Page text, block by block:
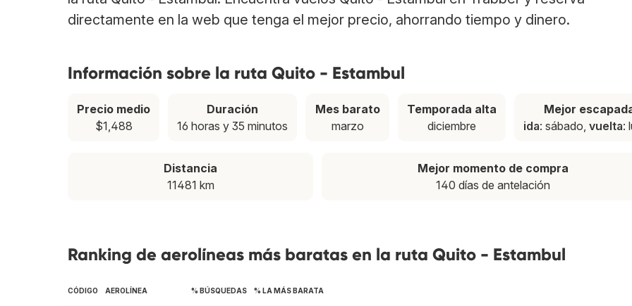
directamente en la web que tenga el mejor precio, ahorrando tiempo y dinero.
Información sobre la ruta Quito - Estambul
Precio medio
$1,488
Duración
16 horas y 35 minutos
Mes barato
marzo
Temporada alta
diciembre
Mejor
ida: sábado, vuelta:
Distancia
11481 km
Mejor momento de compra
140 días de antelación
Ranking de aerolíneas más baratas en la ruta Quito - Estambul
CÓDIGO AEROLÍNEA % BÚSQUEDAS % LA MÁS BARATA